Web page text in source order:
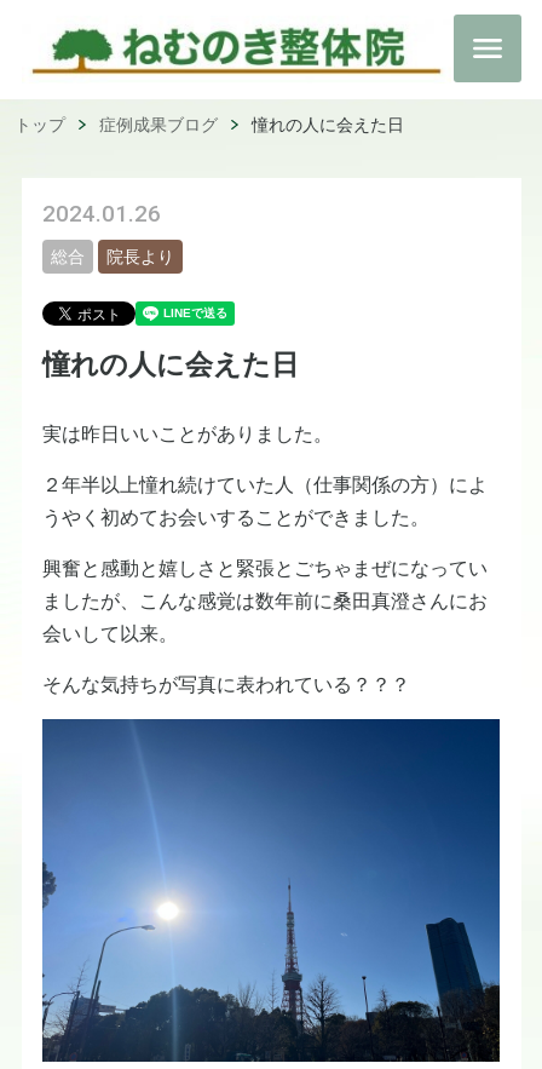
トップ 症例成果ブログ 憧れの人に会えた日
2024.01.26
総合 院長より
憧れの人に会えた日
実は昨日いいことがありました。
２年半以上憧れ続けていた人（仕事関係の方）によ
うやく初めてお会いすることができました。
興奮と感動と嬉しさと緊張とごちゃまぜになってい
ましたが、こんな感覚は数年前に桑田真澄さんにお
会いして以来。
そんな気持ちが写真に表われている？？？